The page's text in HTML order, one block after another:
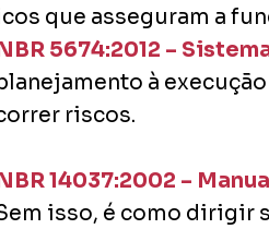
que asseguram a
5674:2012 –
à
riscos.
14037:2002 –
isso, é como dirigir